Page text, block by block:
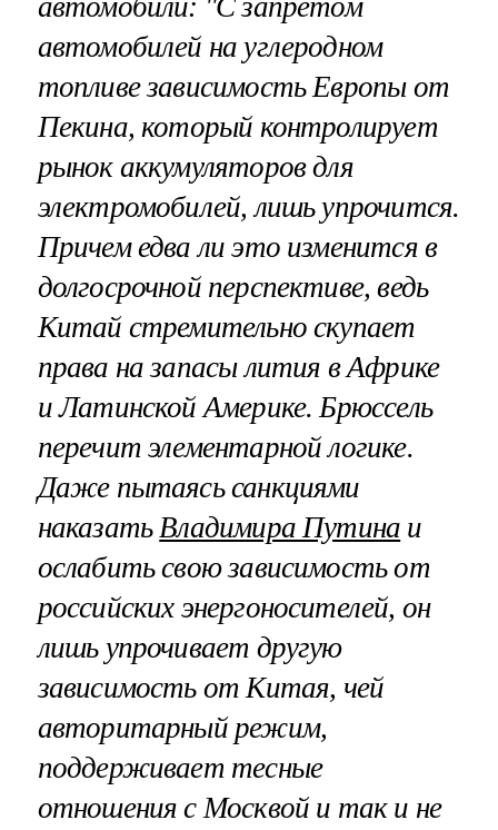
автомобили: "С запретом
автомобилей на углеродном
топливе зависимость Европы от
Пекина, который контролирует
рынок аккумуляторов для
электромобилей, лишь упрочится.
Причем едва ли это изменится в
долгосрочной перспективе, ведь
Китай стремительно скупает
права на запасы лития в Африке
и Латинской Америке. Брюссель
перечит элементарной логике.
Даже пытаясь санкциями
наказатьВладимира Путина и
ослабить свою зависимость от
российских энергоносителей, он
лишь упрочивает другую
зависимость от Китая, чей
авторитарный режим,
поддерживает тесные
отношения с Москвой и так и не